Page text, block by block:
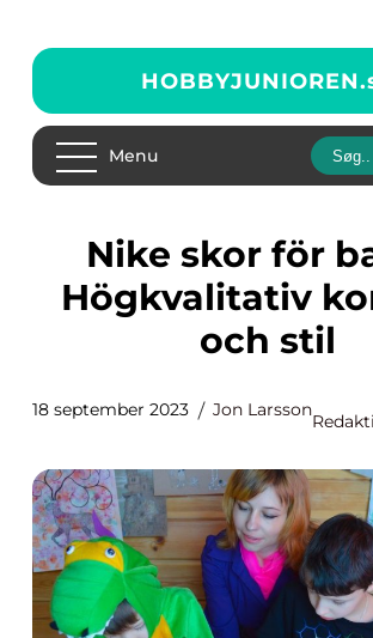
HOBBYJUNIOREN.
Menu
Nike skor för barn –
Högkvalitativ
och stil
18 september 2023 Jon Larsson